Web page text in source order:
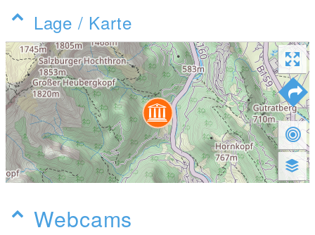
Lage / Karte
Webcams